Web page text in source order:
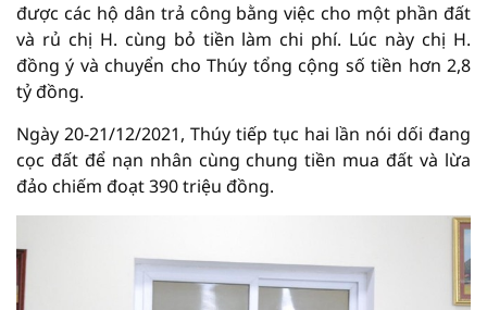
được các hộ dân trả công bằng việc cho một phần đất
và rủ chị H. cùng bỏ tiền làm chi phí. Lúc này chị H.
đồng ý và chuyển cho Thúy tổng cộng số tiền hơn 2,8
tỷ đồng.
Ngày 20-21/12/2021, Thúy tiếp tục hai lần nói dối đang
cọc đất để nạn nhân cùng chung tiền mua đất và lừa
đảo chiếm đoạt 390 triệu đồng.